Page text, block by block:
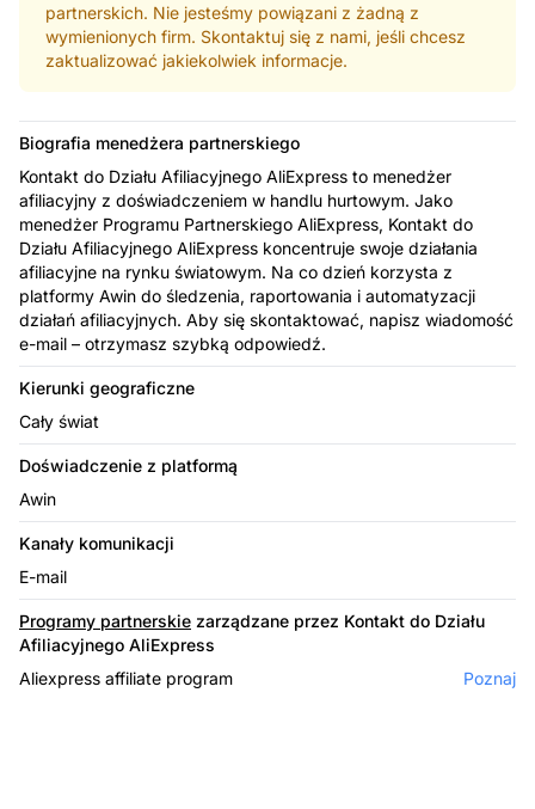
partnerskich. Nie jesteśmy powiązani z żadną z
wymienionych firm. Skontaktuj się z nami, jeśli chcesz
zaktualizować jakiekolwiek informacje.
Biografia menedżera partnerskiego
Kontakt do Działu Afiliacyjnego AliExpress to menedżer
afiliacyjny z doświadczeniem w handlu hurtowym. Jako
menedżer Programu Partnerskiego AliExpress, Kontakt do
Działu Afiliacyjnego AliExpress koncentruje swoje działania
afiliacyjne na rynku światowym. Na co dzień korzysta z
platformy Awin do śledzenia, raportowania i automatyzacji
działań afiliacyjnych. Aby się skontaktować, napisz wiadomość
e-mail – otrzymasz szybką odpowiedź.
Kierunki geograficzne
Cały świat
Doświadczenie z platformą
Awin
Kanały komunikacji
E-mail
Programy partnerskie zarządzane przez Kontakt do Działu
Afiliacyjnego AliExpress
Aliexpress affiliate program
Poznaj